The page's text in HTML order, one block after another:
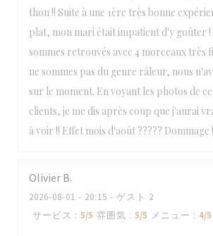
thon !! Suite à une 1ère très bonne
plat, mon mari était impatient d'y goûter !
sommes retrouvés avec 4 morceaux très
ne sommes pas du genre râleur, nous
sur le moment. En voyant les photos de
clients, je me dis après coup que j'aurai
à voir !! Effet mois d'août ????? Dommage
Olivier B
2026-08-01 - 20:15 - ゲスト 2
サービス : 5/5 雰囲気 : 5/5 メニュー : 4/5